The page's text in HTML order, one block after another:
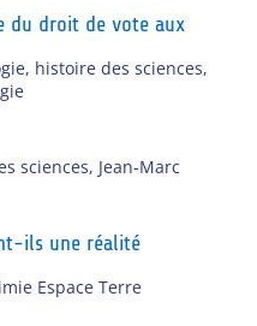
du droit de vote aux
histoire des sciences,
sciences, Jean-Marc
ils une réalité
Espace Terre